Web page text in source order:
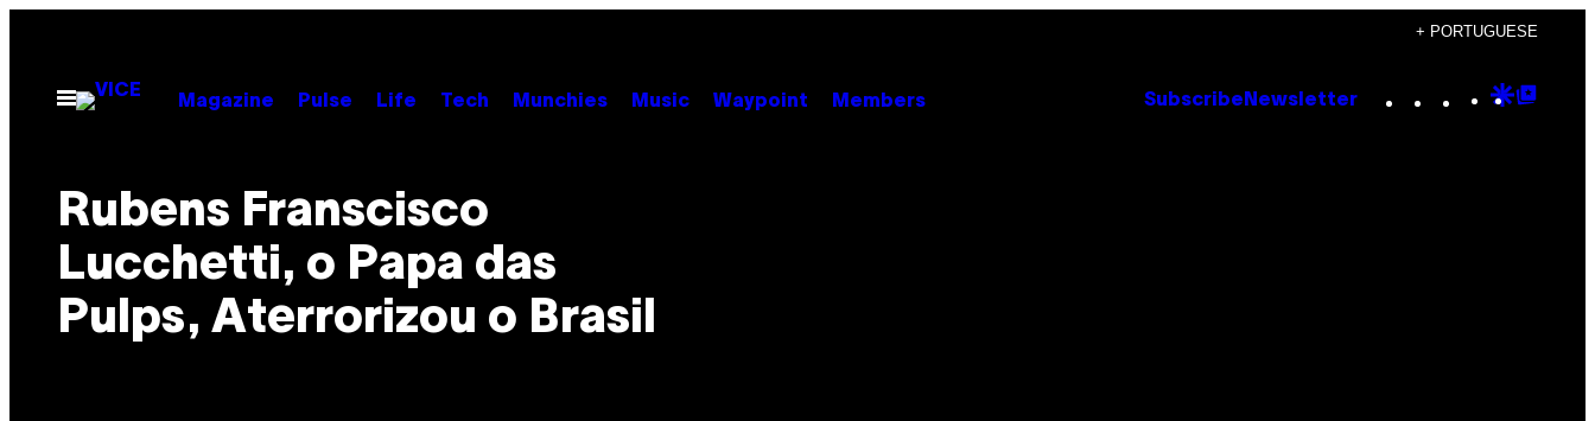
content
+ PORTUGUESE
Open
Menu
Magazine Pulse Life Tech Munchies Music Waypoint Members Subscribe Newsletter Instagram
TikTok
YouTube
Google
Rubens Franscisco
Lucchetti, o Papa das
Pulps, Aterrorizou o Brasil